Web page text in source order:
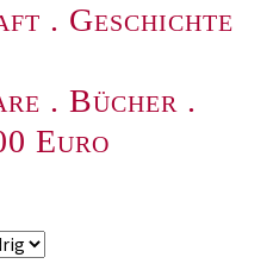
. Geschichte
. Bücher .
Euro